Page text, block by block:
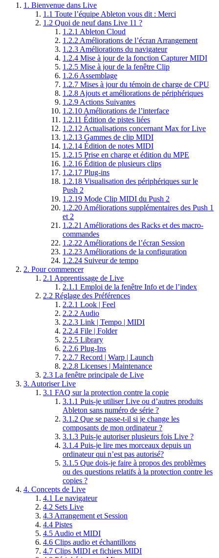
1. Bienvenue dans Live
1.1 Toute l’équipe Ableton vous dit : Merci
1.2 Quoi de neuf dans Live 11 ?
1.2.1 Ableton Cloud
1.2.2 Améliorations de l’écran Arrangement
1.2.3 Améliorations du navigateur
1.2.4 Mise à jour de la fonction Capturer MIDI
1.2.5 Mise à jour de la fenêtre Clip
1.2.6 Assemblage
1.2.7 Mises à jour du témoin de charge de CPU
1.2.8 Ajouts et améliorations de périphériques
1.2.9 Actions Suivantes
1.2.10 Améliorations de l’interface
1.2.11 Édition de pistes liées
1.2.12 Actualisations concernant Max for Live
1.2.13 Gammes de clip MIDI
1.2.14 Édition de notes MIDI
1.2.15 Prise en charge et édition du MPE
1.2.16 Édition de plusieurs clips
1.2.17 Plug-ins
1.2.18 Visualisation des périphériques sur le
Push 2
1.2.19 Mode Clip MIDI du Push 2
1.2.20 Améliorations supplémentaires des Push 1
et 2
1.2.21 Améliorations des Racks et des macro-
commandes
1.2.22 Améliorations de l’écran Session
1.2.23 Améliorations de la configuration
1.2.24 Suiveur de tempo
2. Pour commencer
2.1 Apprentissage de Live
2.1.1 Emploi de la fenêtre Info et de l’index
2.2 Réglage des Préférences
2.2.1 Look | Feel
2.2.2 Audio
2.2.3 Link | Tempo | MIDI
2.2.4 File | Folder
2.2.5 Library
2.2.6 Plug-Ins
2.2.7 Record | Warp | Launch
2.2.8 Licenses | Maintenance
2.3 La fenêtre principale de Live
3. Autoriser Live
3.1 FAQ sur la protection contre la copie
3.1.1 Puis-je utiliser Live ou d’autres produits
Ableton sans numéro de série ?
3.1.2 Que se passe-t-il si je change les
composants de mon ordinateur ?
3.1.3 Puis-je autoriser plusieurs fois Live ?
3.1.4 Puis-je lire mes morceaux depuis un
ordinateur qui n’est pas autorisé?
3.1.5 Que dois-je faire à propos des problèmes
ou des questions relatifs à la protection contre les
copies ?
4. Concepts de Live
4.1 Le navigateur
4.2 Sets Live
4.3 Arrangement et Session
4.4 Pistes
4.5 Audio et MIDI
4.6 Clips audio et échantillons
4.7 Clips MIDI et fichiers MIDI